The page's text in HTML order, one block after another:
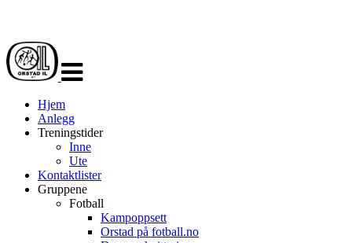
navigasjon
Hjem
Anlegg
Treningstider
Inne
Ute
Kontaktlister
Gruppene
Fotball
Kampoppsett
Orstad på fotball.no